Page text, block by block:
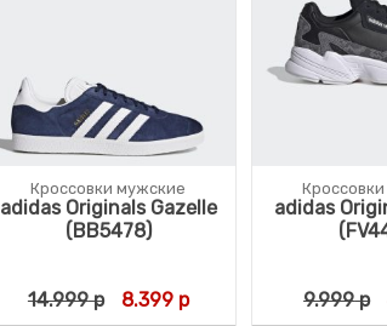
Кроссовки мужские
adidas Originals Gazelle
(BB5478)
14.999р Первоначальная цена
8.399рТекущая цена: 8.399
adidas
9.999р